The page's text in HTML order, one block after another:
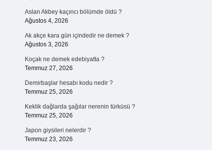
Aslan Akbey kaçıncı bölümde öldü ?
Ağustos 4, 2026
Ak akçe kara gün içindedir ne demek ?
Ağustos 3, 2026
Koçak ne demek edebiyatta ?
Temmuz 27, 2026
Demirbaşlar hesabı kodu nedir ?
Temmuz 25, 2026
Keklik dağlarda şağılar nerenin türküsü ?
Temmuz 25, 2026
Japon giysileri nelerdir ?
Temmuz 23, 2026